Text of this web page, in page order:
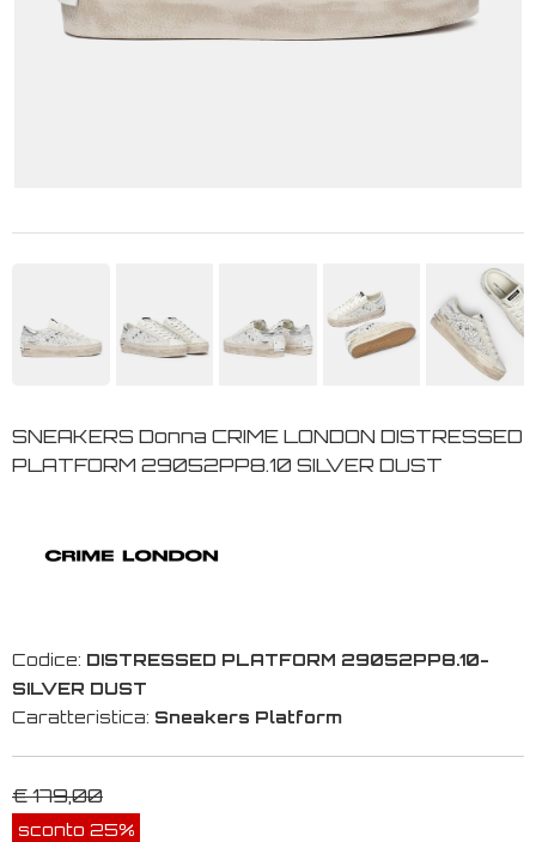
SNEAKERS Donna CRIME LONDON DISTRESSED
PLATFORM 29052PP8.10 SILVER DUST
Codice: DISTRESSED PLATFORM 29052PP8.10-
SILVER DUST
Caratteristica: Sneakers Platform
€ 179,00
sconto 25%